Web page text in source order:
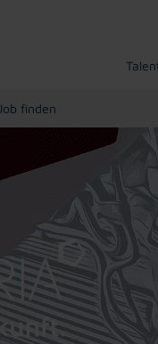
Job finden